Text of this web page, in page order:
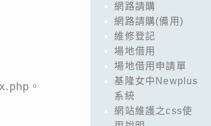
。
網路請購
網路請購(備用)
維修登記
場地借用
場地借用申請單
基隆女中Newplus
系統
網站維護之css使